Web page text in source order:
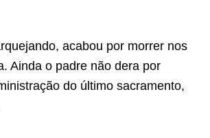
acabou por morrer nos
Ainda o padre não dera por
do último sacramento,